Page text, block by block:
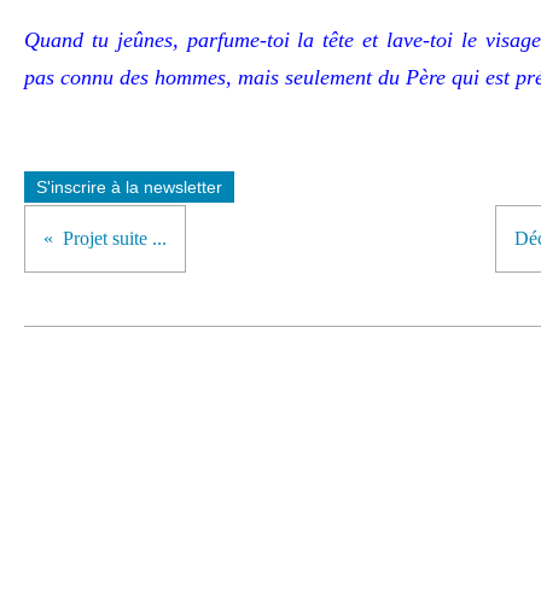
Quand tu jeûnes, parfume-toi la tête et lave-toi le
pas connu des hommes, mais seulement du Père qui est
S'inscrire à la newsletter
Projet suite ...